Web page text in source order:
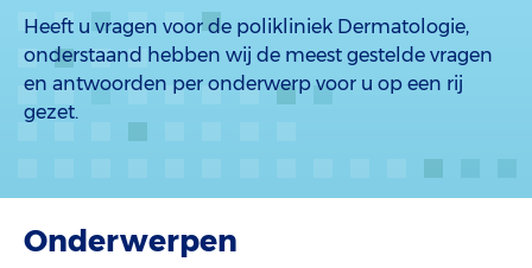
Heeft u vragen voor de polikliniek Dermatologie,
onderstaand hebben wij de meest gestelde vragen
en antwoorden per onderwerp voor u op een rij
gezet.
Onderwerpen